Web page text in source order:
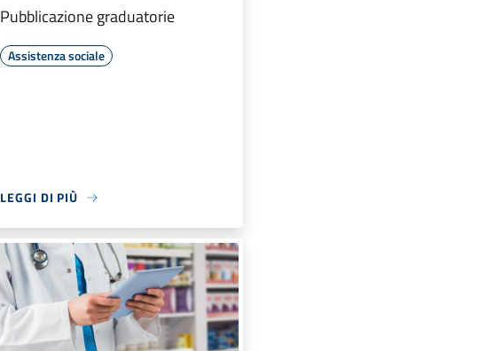
Pubblicazione graduatorie
Assistenza sociale
LEGGI DI PIÙ